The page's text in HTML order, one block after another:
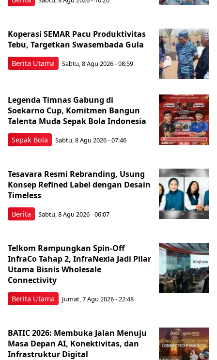
Berita Utama
Koperasi SEMAR Pacu Produktivitas
Tebu, Targetkan Swasembada Gula
Sabtu, 8 Agu 2026 - 08:59
Sepak Bola
Legenda Timnas Gabung di
Soekarno Cup, Komitmen Bangun
Talenta Muda Sepak Bola Indonesia
Sabtu, 8 Agu 2026 - 07:46
Berita
Tesavara Resmi Rebranding, Usung
Konsep Refined Label dengan Desain
Timeless
Sabtu, 8 Agu 2026 - 06:07
Berita Utama
Telkom Rampungkan Spin-Off
InfraCo Tahap 2, InfraNexia Jadi Pilar
Utama Bisnis Wholesale
Connectivity
Jumat, 7 Agu 2026 - 22:48
BATIC 2026: Membuka Jalan Menuju
Masa Depan AI, Konektivitas, dan
Infrastruktur Digital